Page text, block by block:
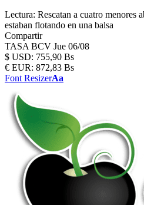
Lectura: Rescatan a cuatro menores
estaban flotando en una balsa
Compartir
TASA BCV Jue 06/08
$ USD: 755,90 Bs
€ EUR: 872,83 Bs
Font ResizerAa